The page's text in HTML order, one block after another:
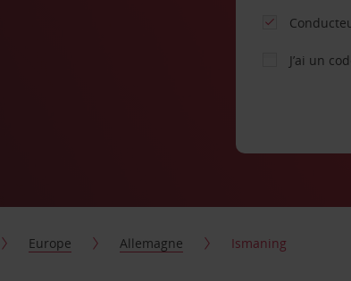
J’ai un
Europe Allemagne Ismaning